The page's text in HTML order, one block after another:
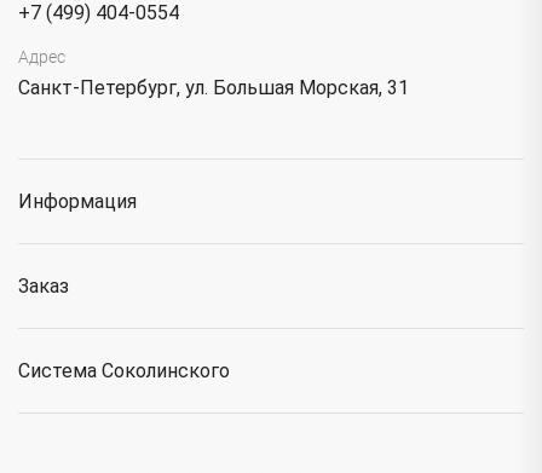
+7 (499) 404-0554
Адрес
Санкт-Петербург, ул. Большая Морская, 31
Информация
Заказ
Система Соколинского